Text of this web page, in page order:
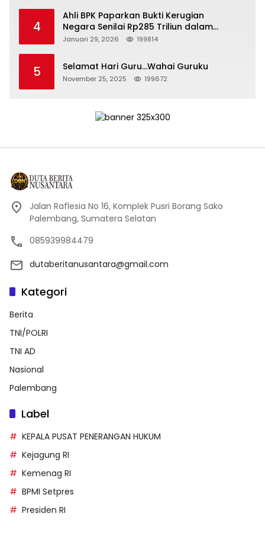
4
Ahli BPK Paparkan Bukti Kerugian
Negara Senilai Rp285 Triliun dalam
Persidangan Korupsi PT Pertamina
Januari 29, 2026 199814
5 Selamat Hari Guru…Wahai Guruku
November 25, 2025 199672
Jalan Raflesia No 16, Komplek Pusri Borang Sako
Palembang, Sumatera Selatan
085939984479
dutaberitanusantara@gmail.com
Kategori
Berita
TNI/POLRI
TNI AD
Nasional
Palembang
Label
KEPALA PUSAT PENERANGAN HUKUM
Kejagung RI
Kemenag RI
BPMI Setpres
Presiden RI